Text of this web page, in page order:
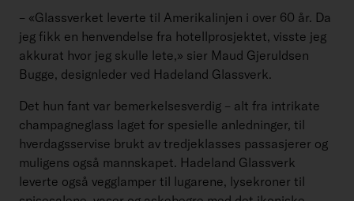
– «Glassverket leverte til Amerikalinjen i over 60 år. Da
jeg fikk en henvendelse fra hotellprosjektet, visste jeg
akkurat hvor jeg skulle lete,» sier Maud Gjeruldsen
Bugge, designleder ved Hadeland Glassverk.
Det hun fant var bemerkelsesverdig – alt fra intrikate
champagneglass laget for spesielle anledninger, til
hverdagsservise brukt av tredjeklasses passasjerer og
muligens også mannskapet. Hadeland Glassverk
leverte også vegglamper til lugarene, lysekroner til